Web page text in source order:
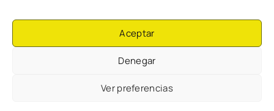
Aceptar
Denegar
Ver preferencias